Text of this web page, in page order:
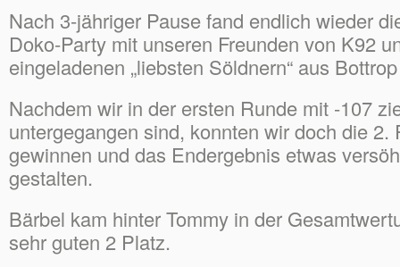
Nach 3-jähriger Pause fand endlich wieder
Doko-Party mit unseren Freunden von K92
eingeladenen „liebsten Söldnern“ aus
Nachdem wir in der ersten Runde mit -107
untergegangen sind, konnten wir doch die 2.
gewinnen und das Endergebnis etwas
gestalten.
Bärbel kam hinter Tommy in der
sehr guten 2 Platz.